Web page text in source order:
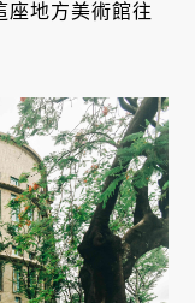
座地方美術館往